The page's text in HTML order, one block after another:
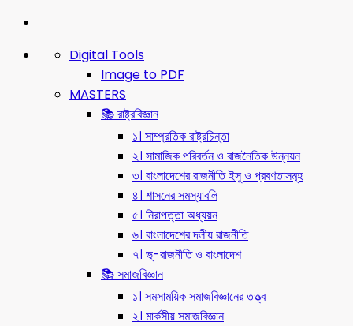
Digital Tools
Image to PDF
MASTERS
📚 রাষ্ট্রবিজ্ঞান
১। সাম্প্রতিক রাষ্ট্রচিন্তা
২। সামাজিক পরিবর্তন ও রাজনৈতিক উন্নয়ন
৩। বাংলাদেশের রাজনীতি ইসু ও প্রবণতাসমূহ
৪। শাসনের সমস্যাবলি
৫। নিরাপত্তা অধ্যয়ন
৬। বাংলাদেশের দলীয় রাজনীতি
৭। ভূ-রাজনীতি ও বাংলাদেশ
📚 সমাজবিজ্ঞান
১। সমসাময়িক সমাজবিজ্ঞানের তত্ত্ব
২। মার্কসীয় সমাজবিজ্ঞান